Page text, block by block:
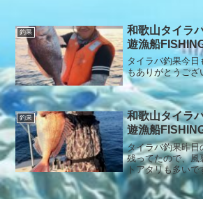
釣果
和歌山タイラ
遊漁船
タイラバ釣果今日
もありがとうござ
釣果
和歌山タイラ
遊漁船
タイラバ釣果昨日
残ってたので、風
トアタリも多いで
でした。本日もあ
た。